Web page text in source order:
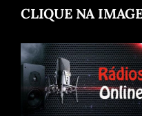
CLIQUE NA